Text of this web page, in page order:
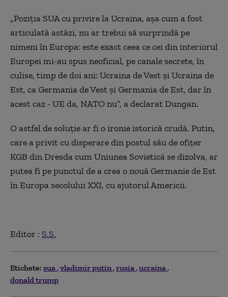
„Poziţia SUA cu privire la Ucraina, aşa cum a fost
articulată astăzi, nu ar trebui să surprindă pe
nimeni în Europa: este exact ceea ce cei din interiorul
Europei mi-au spus neoficial, pe canale secrete, în
culise, timp de doi ani: Ucraina de Vest şi Ucraina de
Est, ca Germania de Vest şi Germania de Est, dar în
acest caz - UE da, NATO nu”, a declarat Dungan.
O astfel de soluţie ar fi o ironie istorică crudă. Putin,
care a privit cu disperare din postul său de ofiţer
KGB din Dresda cum Uniunea Sovietică se dizolva, ar
putea fi pe punctul de a crea o nouă Germanie de Est
în Europa secolului XXI, cu ajutorul Americii.
Editor : S.S.
Etichete: sua vladimir putin rusia ucraina
donald trump